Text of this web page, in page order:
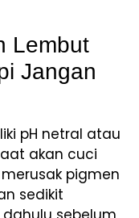
Lembut
Jangan
pH netral atau
akan cuci
pigmen
sedikit